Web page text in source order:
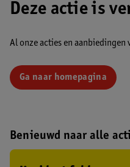
Deze actie is
Al onze acties en aanbiedingen
Ga naar homepagina
Benieuwd naar alle